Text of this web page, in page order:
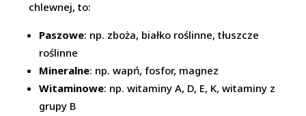
chlewnej, to:
Paszowe: np. zboża, białko roślinne, tłuszcze
roślinne
Mineralne: np. wapń, fosfor, magnez
Witaminowe: np. witaminy A, D, E, K, witaminy z
grupy B